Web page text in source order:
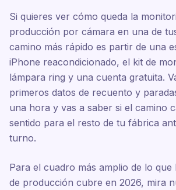
Si quieres ver cómo queda la
producción por cámara en una de
camino más rápido es partir de una
iPhone reacondicionado, el kit de
lámpara ring y una cuenta gratuita.
primeros datos de recuento y
una hora y vas a saber si el camino
sentido para el resto de tu fábrica
turno.
Para el cuadro más amplio de lo
de producción cubre en 2026, mira